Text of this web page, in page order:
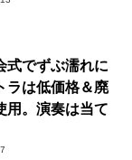
式でずぶ濡れに
ラは低価格＆廃
用。演奏は当て